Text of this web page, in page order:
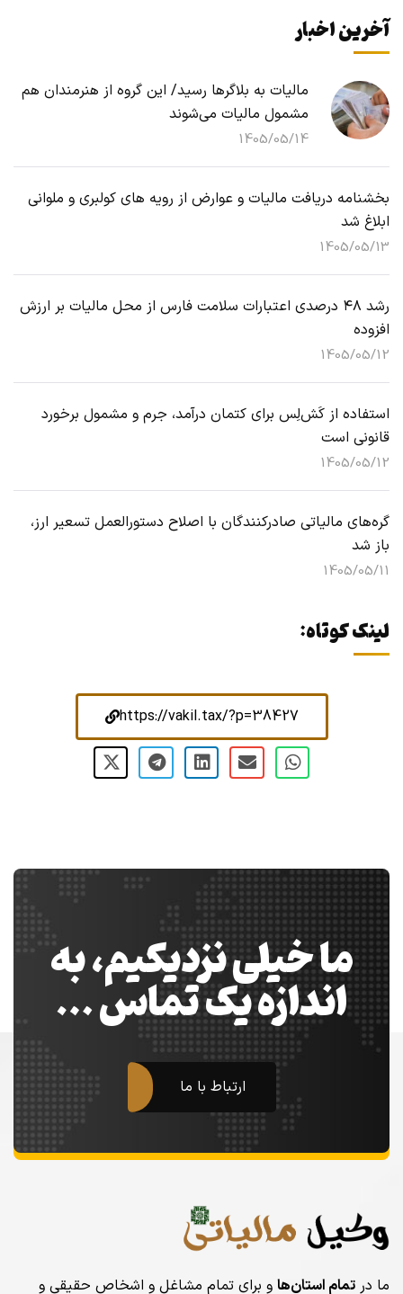
آخرین اخبار
مالیات به بلاگرها رسید/ این گروه از هنرمندان هم
مشمول مالیات می‌شوند
1405/05/14
بخشنامه دریافت مالیات و عوارض از رویه های کولبری و ملوانی
ابلاغ شد
1405/05/13
رشد ۴۸ درصدی اعتبارات سلامت فارس از محل مالیات بر ارزش
افزوده
1405/05/12
استفاده از کَش‌لِس برای کتمان درآمد، جرم و مشمول برخورد
قانونی است
1405/05/12
گره‌های مالیاتی صادرکنندگان با اصلاح دستورالعمل تسعیر ارز،
باز شد
1405/05/11
لینک کوتاه:
https://vakil.tax/?p=38427
ما خیلی نزدیکیم، به
اندازه یک تماس …
ارتباط با ما
ما در تمام استان‌ها و برای تمام مشاغل و اشخاص حقیقی و